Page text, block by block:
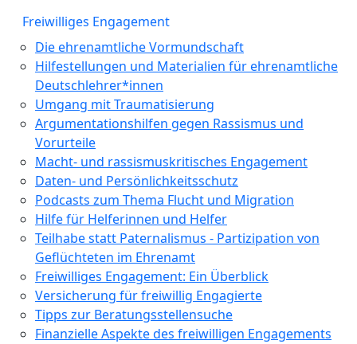
Freiwilliges Engagement
Die ehrenamtliche Vormundschaft
Hilfestellungen und Materialien für ehrenamtliche
Deutschlehrer*innen
Umgang mit Traumatisierung
Argumentationshilfen gegen Rassismus und
Vorurteile
Macht- und rassismuskritisches Engagement
Daten- und Persönlichkeitsschutz
Podcasts zum Thema Flucht und Migration
Hilfe für Helferinnen und Helfer
Teilhabe statt Paternalismus - Partizipation von
Geflüchteten im Ehrenamt
Freiwilliges Engagement: Ein Überblick
Versicherung für freiwillig Engagierte
Tipps zur Beratungsstellensuche
Finanzielle Aspekte des freiwilligen Engagements